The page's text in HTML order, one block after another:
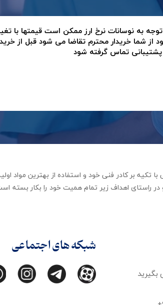
توجه به نوسانات نرخ ارز ممکن است قیمتها با
از شما خریدار محترم تقاضا می شود قبل از
پشتیبانی تماس گرفته شود
سابقه تولید در تجهیزات توانبخشی با تکیه بر کادر فنی خود و استفاده از
اهداف زیر تمام همیت خود را بکار بسته
شبکه های اجتماعی